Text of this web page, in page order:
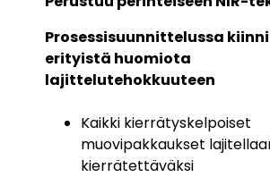
​Prosessisuunnittelussa
erityistä huomiota
lajittelutehokkuuteen
Kaikki kierrätyskelpoiset
muovipakkaukset
kierrätettäväksi